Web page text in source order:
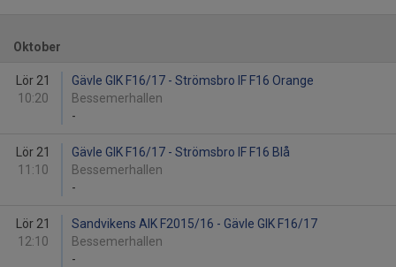
Oktober
Lör 21
10:20
Gävle GIK F16/17 - Strömsbro IF F16 Orange
Bessemerhallen
-
Lör 21
11:10
Gävle GIK F16/17 - Strömsbro IF F16 Blå
Bessemerhallen
-
Lör 21
12:10
Sandvikens AIK F2015/16 - Gävle GIK F16/17
Bessemerhallen
-